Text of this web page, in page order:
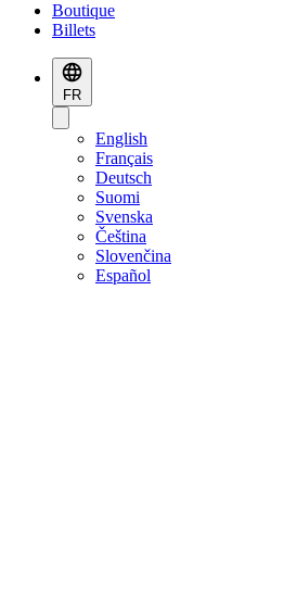
Boutique
Billets
FR
English
Français
Deutsch
Suomi
Svenska
Čeština
Slovenčina
Español